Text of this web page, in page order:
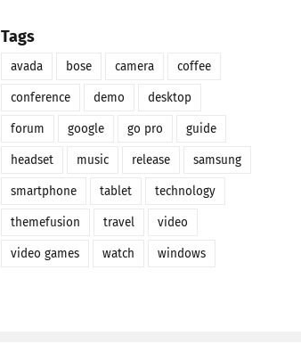
Tags
avada bose camera coffee
conference demo desktop
forum google go pro guide
headset music release samsung
smartphone tablet technology
themefusion travel video
video games watch windows